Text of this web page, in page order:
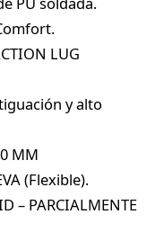
LUG
y alto
MM
(Flexible).
– PARCIALMENTE